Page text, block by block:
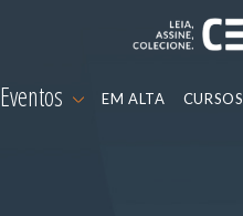
Eventos EM ALTA CURSOS